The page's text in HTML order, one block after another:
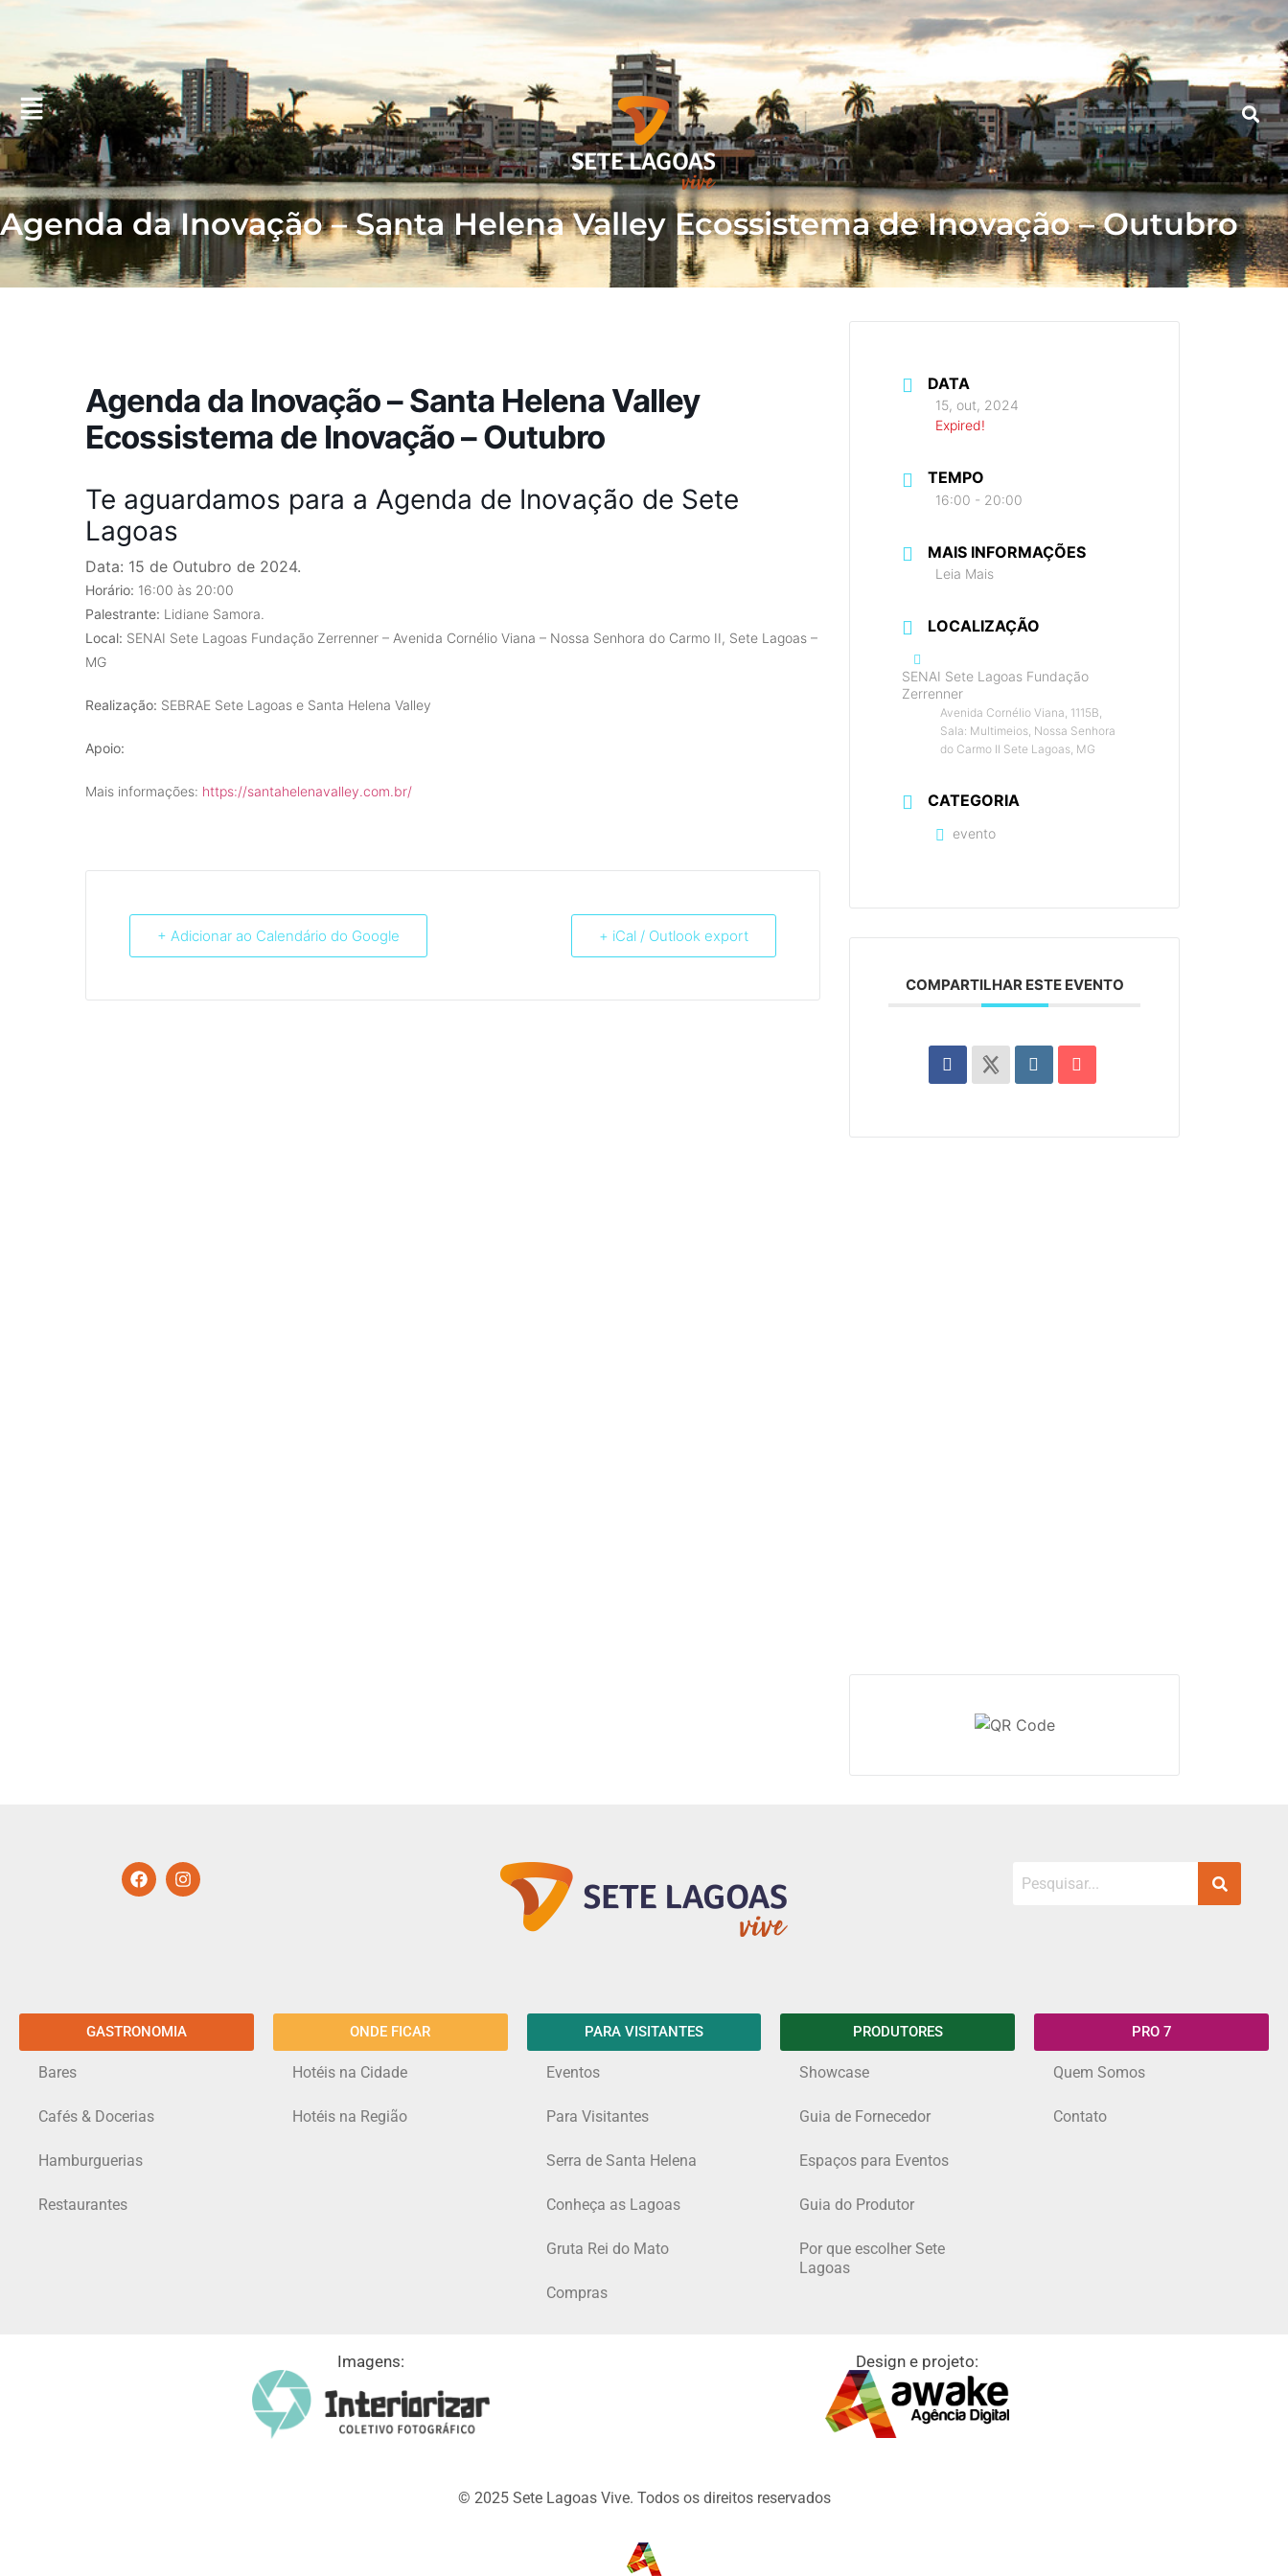
Agenda da Inovação – Santa Helena Valley Ecossistema de Inovação – Outubro
Agenda da Inovação – Santa Helena Valley
Ecossistema de Inovação – Outubro
Te aguardamos para a Agenda de Inovação de Sete
Lagoas
Data: 15 de Outubro de 2024.
Horário: 16:00 às 20:00
Palestrante: Lidiane Samora.
Local: SENAI Sete Lagoas Fundação Zerrenner – Avenida Cornélio Viana – Nossa Senhora do Carmo II, Sete Lagoas –
MG
Realização: SEBRAE Sete Lagoas e Santa Helena Valley
Apoio:
Mais informações: https://santahelenavalley.com.br/
+ Adicionar ao Calendário do Google + iCal / Outlook export
DATA
15, out, 2024
Expired!
TEMPO
16:00 - 20:00
MAIS INFORMAÇÕES
Leia Mais
LOCALIZAÇÃO
SENAI Sete Lagoas Fundação
Zerrenner
Avenida Cornélio Viana, 1115B,
Sala: Multimeios, Nossa Senhora
do Carmo II Sete Lagoas, MG
CATEGORIA
evento
COMPARTILHAR ESTE EVENTO
GASTRONOMIA
Bares
Cafés & Docerias
Hamburguerias
Restaurantes
ONDE FICAR
Hotéis na Cidade
Hotéis na Região
PARA VISITANTES
Eventos
Para Visitantes
Serra de Santa Helena
Conheça as Lagoas
Gruta Rei do Mato
Compras
PRODUTORES
Showcase
Guia de Fornecedor
Espaços para Eventos
Guia do Produtor
Por que escolher Sete
Lagoas
PRO 7
Quem Somos
Contato
Imagens: Design e projeto:
© 2025 Sete Lagoas Vive. Todos os direitos reservados